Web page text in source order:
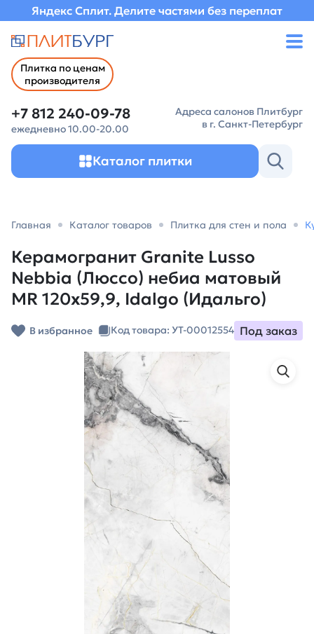
Яндекс Сплит. Делите частями без переплат
Плитка по ценам
производителя
+7 812 240-09-78
ежедневно 10.00-20.00
Адреса салонов Плитбург
в г. Санкт-Петербург
Каталог плитки
Главная Каталог товаров Плитка для стен и пола
Керамогранит Granite Lusso
Nebbia (Люссо) небиа матовый
MR 120х59,9, Idalgo (Идальго)
В избранное Код товара: УТ-00012554 Под заказ